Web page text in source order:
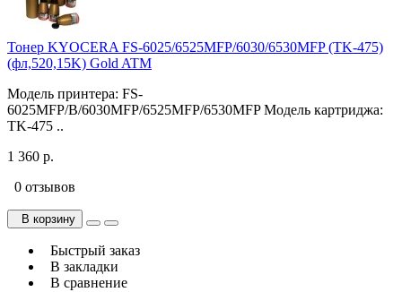
Тонер KYOCERA FS-6025/6525MFP/6030/6530MFP (TK-475)
(фл,520,15K) Gold ATM
Модель принтера: FS-
6025MFP/B/6030MFP/6525MFP/6530MFP Модель картриджа:
TK-475 ..
1 360 р.
0 отзывов
В корзину
Быстрый заказ
В закладки
В сравнение